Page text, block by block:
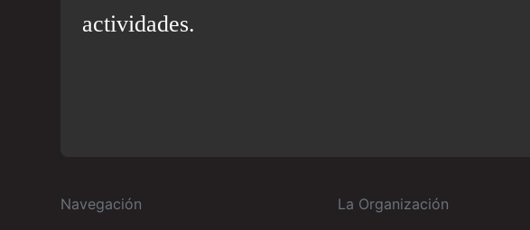
actividades.
Navegación
La Organización